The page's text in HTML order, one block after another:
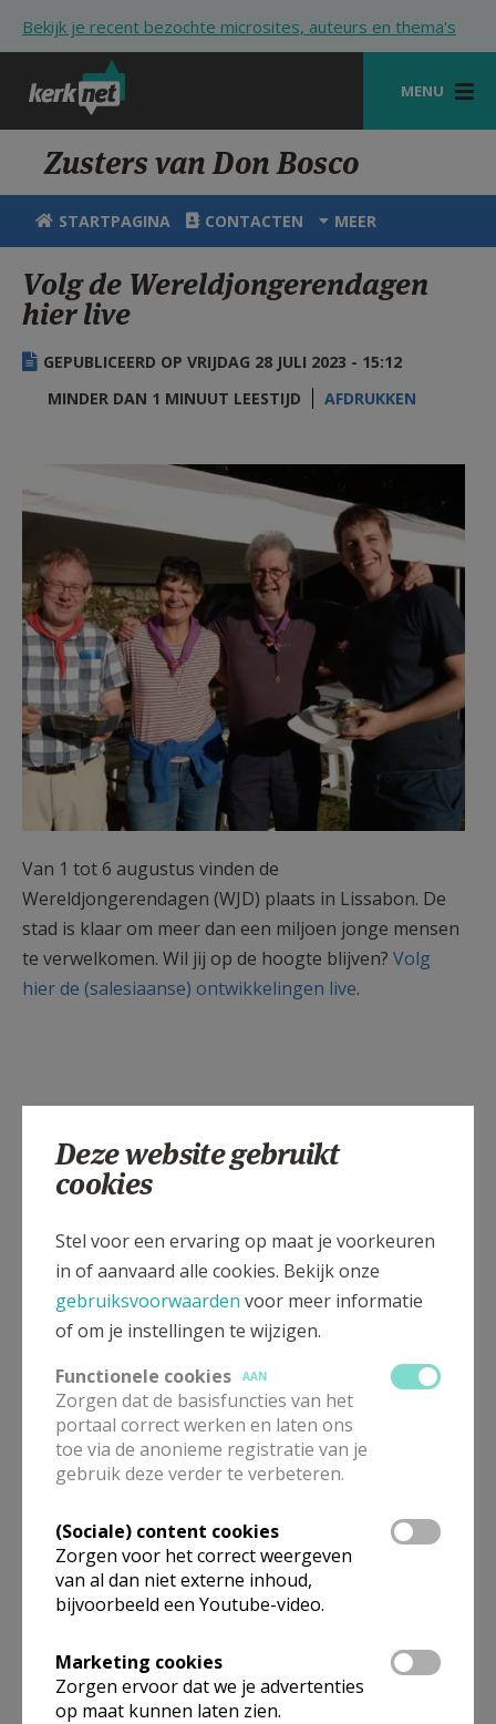
Bekijk je recent bezochte microsites, auteurs en thema's
MENU
STARTPAGINA
KERK
VIERINGEN
SHOP
MIJN PAROCHIE
AANMELDEN OF REGISTREREN
Zusters van Don Bosco
STARTPAGINA CONTACTEN MEER
Volg de Wereldjongerendagen
hier live
GEPUBLICEERD OP VRIJDAG 28 JULI 2023 - 15:12
MINDER DAN 1 MINUUT LEESTIJD
AFDRUKKEN
Afbeelding3.png
Van 1 tot 6 augustus vinden de
Wereldjongerendagen (WJD) plaats in Lissabon. De
stad is klaar om meer dan een miljoen jonge mensen
te verwelkomen. Wil jij op de hoogte blijven? Volg
hier de (salesiaanse) ontwikkelingen live.
Gepubliceerd door
Meer
Wereldjongerendagen 2023 in Lissabon
Artikel
Deel dit artikel
Deze website gebruikt
cookies
Stel voor een ervaring op maat je voorkeuren
in of aanvaard alle cookies. Bekijk onze
gebruiksvoorwaarden voor meer informatie
of om je instellingen te wijzigen.
Functionele cookies
AAN
Zorgen dat de basisfuncties van het
portaal correct werken en laten ons
toe via de anonieme registratie van je
gebruik deze verder te verbeteren.
(Sociale) content cookies
Zorgen voor het correct weergeven
van al dan niet externe inhoud,
bijvoorbeeld een Youtube-video.
Marketing cookies
Zorgen ervoor dat we je advertenties
op maat kunnen laten zien.